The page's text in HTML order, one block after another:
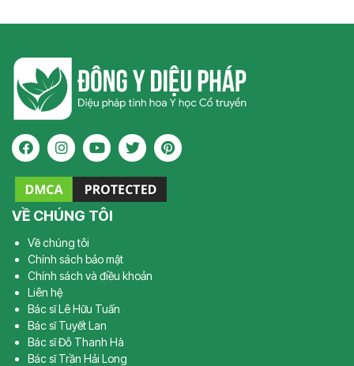
VỀ CHÚNG TÔI
Về chúng tôi
Chính sách bảo mật
Chính sách và điều khoản
Liên hệ
Bác sĩ Lê Hữu Tuấn
Bác sĩ Tuyết Lan
Bác sĩ Đỗ Thanh Hà
Bác sĩ Trần Hải Long